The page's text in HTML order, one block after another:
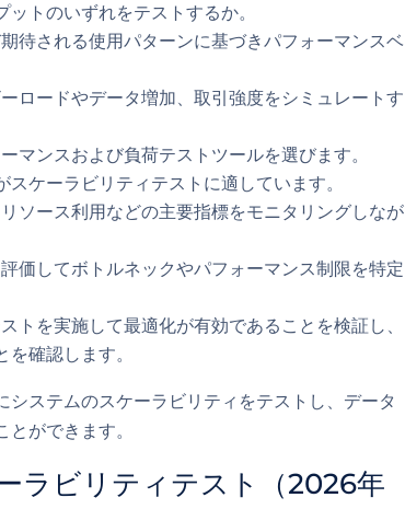
トのいずれをテストするか。
待される使用パターンに基づきパフォーマンスベ
ロードやデータ増加、取引強度をシミュレートす
マンスおよび負荷テストツールを選びます。
ケーラビリティテストに適しています。
ソース利用などの主要指標をモニタリングしなが
価してボトルネックやパフォーマンス制限を特定
トを実施して最適化が有効であることを検証し、
確認します。
ステムのスケーラビリティをテストし、データ
ができます。
ラビリティテスト（2026年